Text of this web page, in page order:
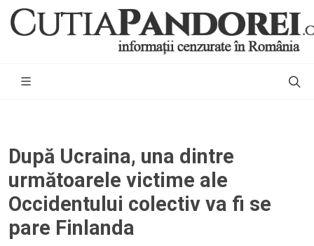
După Ucraina, una dintre
următoarele victime ale
Occidentului colectiv va fi se
pare Finlanda